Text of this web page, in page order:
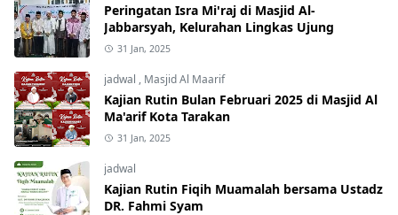
Peringatan Isra Mi'raj di Masjid Al-
Jabbarsyah, Kelurahan Lingkas Ujung
31 Jan, 2025
jadwal , Masjid Al Maarif
Kajian Rutin Bulan Februari 2025 di Masjid Al
Ma'arif Kota Tarakan
31 Jan, 2025
jadwal
Kajian Rutin Fiqih Muamalah bersama Ustadz
DR. Fahmi Syam